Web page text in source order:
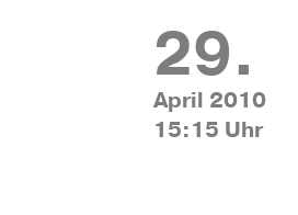
29.
April 2010
15:15 Uhr